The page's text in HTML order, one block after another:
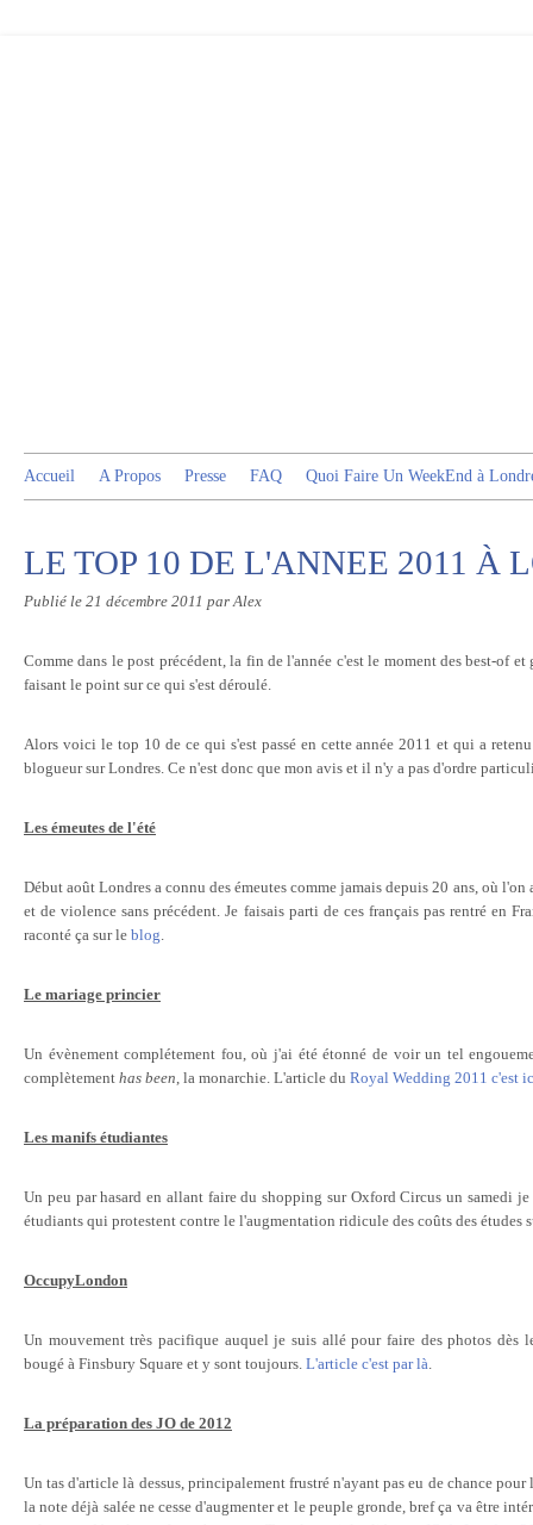
Accueil A Propos Presse FAQ Quoi Faire Un WeekEnd à
LE TOP 10 DE L'ANNEE 2011 À
Publié le 21 décembre 2011 par Alex
Comme dans le post précédent, la fin de l'année c'est le moment des best-of et
faisant le point sur ce qui s'est déroulé.
Alors voici le top 10 de ce qui s'est passé en cette année 2011 et qui a
blogueur sur Londres. Ce n'est donc que mon avis et il n'y a pas d'ordre
Les émeutes de l'été
Début août Londres a connu des émeutes comme jamais depuis 20 ans, où l'on
et de violence sans précédent. Je faisais parti de ces français pas rentré en
raconté ça sur le blog.
Le mariage princier
Un évènement complétement fou, où j'ai été étonné de voir un tel
complètement has been, la monarchie. L'article du Royal Wedding 2011 c'est
Les manifs étudiantes
Un peu par hasard en allant faire du shopping sur Oxford Circus un samedi
étudiants qui protestent contre le l'augmentation ridicule des coûts des études
OccupyLondon
Un mouvement très pacifique auquel je suis allé pour faire des photos dès
bougé à Finsbury Square et y sont toujours. L'article c'est par là.
La préparation des JO de 2012
Un tas d'article là dessus, principalement frustré n'ayant pas eu de chance
la note déjà salée ne cesse d'augmenter et le peuple gronde, bref ça va être